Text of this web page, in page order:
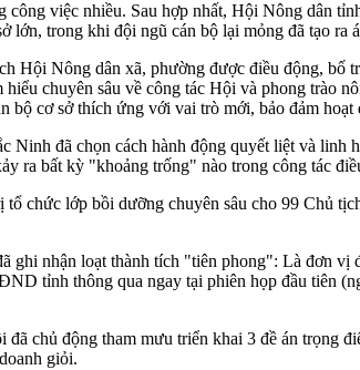
việc nhiều. Sau hợp nhất, Hội Nông dân
lớn, trong khi đội ngũ cán bộ lại mỏng đã tạo ra
Hội Nông dân xã, phường được điều động,
chuyên sâu về công tác Hội và phong trào
bộ cơ sở thích ứng với vai trò mới, bảo đảm
đã chọn cách hành động quyết liệt và linh
ra bất kỳ "khoảng trống" nào trong công tác
chức lớp bồi dưỡng chuyên sâu cho 99 Chủ
ghi nhận loạt thành tích "tiên phong": Là đơn vị
tỉnh thông qua ngay tại phiên họp đầu tiên
chủ động tham mưu triển khai 3 đề án trọng
giỏi.